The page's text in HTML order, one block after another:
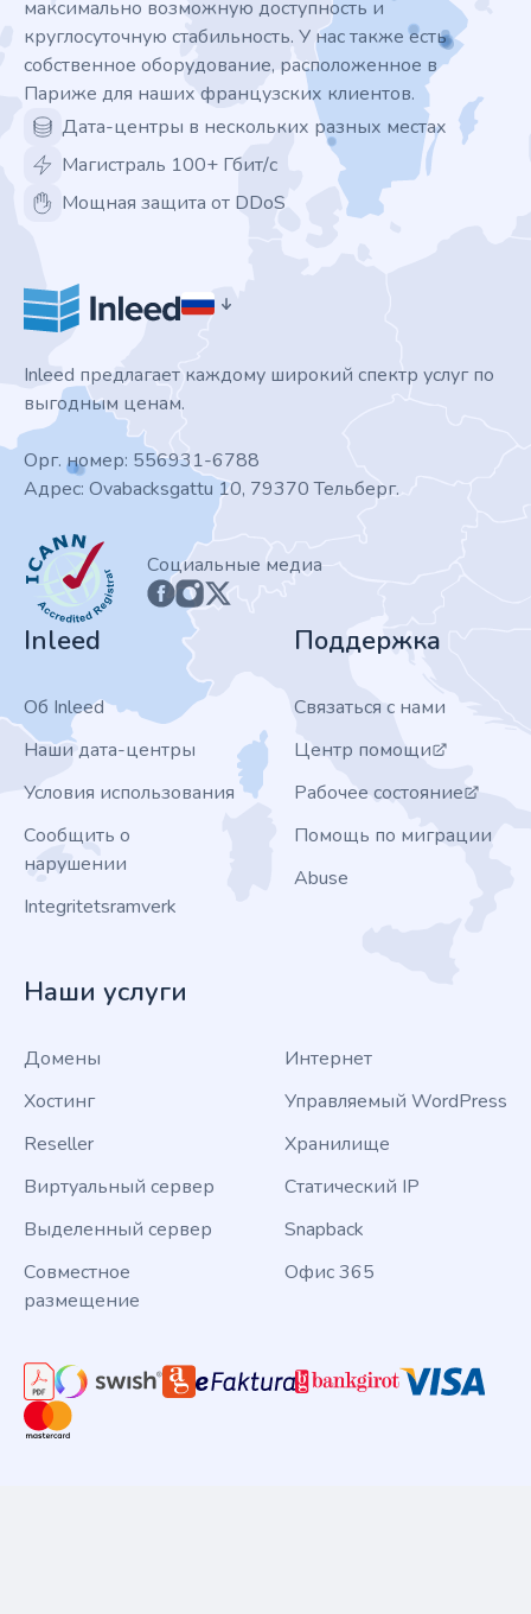
максимально возможную доступность и
круглосуточную стабильность. У нас также есть
собственное оборудование, расположенное в
Париже для наших французских клиентов.
Дата-центры в нескольких разных местах
Магистраль 100+ Гбит/с
Мощная защита от DDoS
Inleed предлагает каждому широкий спектр услуг по
выгодным ценам.
Орг. номер: 556931-6788
Адрес: Ovabacksgattu 10, 79370 Тельберг.
ICANN
Социальные медиа
Inleed
Об Inleed
Наши дата-центры
Условия использования
Сообщить о
нарушении
Integritetsramverk
Поддержка
Связаться с нами
Центр помощи
Рабочее состояние
Помощь по миграции
Abuse
Наши услуги
Домены
Хостинг
Reseller
Виртуальный сервер
Выделенный сервер
Совместное
размещение
Интернет
Управляемый WordPress
Хранилище
Статический IP
Snapback
Офис 365